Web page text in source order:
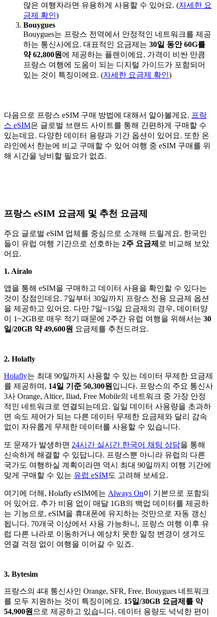
많은 여행자라면 유용하게 사용할 수 있어요. (자세한 요
금제 확인)
Bouygues
Bouygues는 프랑스 전역에서 안정적인 네트워크를 제공
하는 통신사에요. 대표적인 요금제는 30일 동안 60G를
약 62,800원 에 제공하는 플랜이에요. 가격이 비싼 만큼
프랑스 여행에 도움이 되는 디지털 가이드가 포함되어
있는 것이 특징이에요. (자세한 요금제 확인)
다음으로 프랑스 eSIM 구매 방법에 대해서 알아볼게요. 프랑
스 eSIM은 글로벌 브랜드 사이트를 통해 간편하게 구매할 수
있는데요. 다양한 데이터 용량과 기간 옵션이 있어요. 또한 온
라인에서 한눈에 비교 구매할 수 있어 여행 중 eSIM 구매를 위
해 시간을 낭비할 필요가 없죠.
프랑스 eSIM 요금제 및 추천 요금제
주요 글로벌 eSIM 업체를 중심으로 소개해 드릴게요. 한국인
들이 유럽 여행 기간으로 선호하는 2주 요금제 로 비교해 보았
어요.
1. Airalo
앱을 통해 eSIM을 구매하고 데이터 사용을 확인할 수 있다는
것이 장점인데요. 7일부터 30일까지 프랑스 전용 요금제 옵션
을 제공하고 있어요. 다만 7일~15일 요금제의 경우, 데이터양
이 1~2GB로 매우 적기 때문에 2주간 유럽 여행을 위해서는 30
일/20GB 약 49,600원 요금제를 추천드려요.
2. Holafly
Holafly는 최대 90일까지 사용할 수 있는 데이터 무제한 요금제
를 제공하며, 14일 기준 50,300원 입니다. 프랑스의 주요 통신사
3사 Orange, Altice, Iliad, Free Mobile의 네트워크 중 가장 안정
적인 네트워크로 연결되는데요. 일일 데이터 사용량을 초과하
면 속도 제어가 되는 다른 데이터 무제한 요금제와 달리 감속
없이 자유롭게 무제한 데이터를 사용할 수 있습니다.
또 문제가 발생하면 24시간 실시간 한국어 채팅 상담을 통해
신속하게 해결할 수 있답니다. 프랑스뿐 아니라 유럽의 다른
국가도 여행하실 계획이라면 역시 최대 90일까지 여행 기간에
맞게 구매할 수 있는 유럽 eSIM도 고려해 보세요.
여기에 더해, Holafly eSIM에는 Always On이 기본으로 포함되
어 있어요. 추가 비용 없이 매달 1GB의 백업 데이터를 제공하
는 기능으로, eSIM을 휴대폰에 유지하는 것만으로 자동 갱신
됩니다. 70개국 이상에서 사용 가능하니, 프랑스 여행 이후 유
럽 다른 나라로 이동하거나 예상치 못한 일정 변경이 생겨도
연결 걱정 없이 여행을 이어갈 수 있죠.
3. Bytesim
프랑스의 4대 통신사인 Orange, SFR, Free, Bouygues 네트워크
를 모두 지원하는 것이 특징이에요. 15일/30GB 요금제를 약
54,900원 으로 제공하고 있습니다. 데이터 용량도 넉넉한 편이